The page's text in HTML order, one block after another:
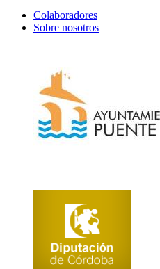
Colaboradores
Sobre nosotros